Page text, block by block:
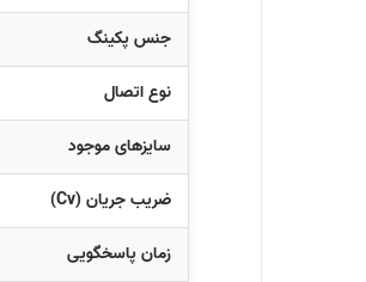
جنس پکینگ
نوع اتصال
سایزهای موجود
ضریب جریان (Cv)
زمان پاسخگویی